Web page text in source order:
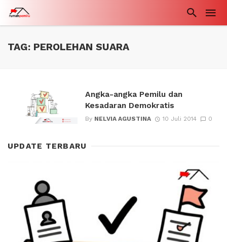
TAG: PEROLEHAN SUARA
Angka-angka Pemilu dan
Kesadaran Demokratis
By NELVIA AGUSTINA 10 Juli 2014 0
UPDATE TERBARU